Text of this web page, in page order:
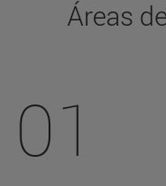
Áreas
01